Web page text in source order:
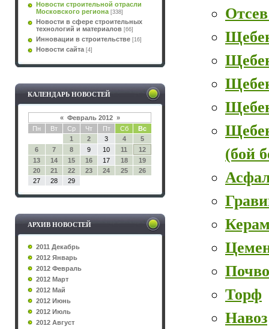
Новости строительной отрасли
Московского региона [338]
Новости в сфере строительных
технологий и материалов [66]
Инновации в строительстве [16]
Новости сайта [4]
КАЛЕНДАРЬ НОВОСТЕЙ
« Февраль 2012 »
Пн
Вт Ср Чт Пт Сб
Вс
1
2 3 4
5
6
7 8 9 10 11
12
13
14 15 16 17 18
19
20
21 22 23 24 25
26
27
28 29
АРХИВ НОВОСТЕЙ
2011 Декабрь
2012 Январь
2012 Февраль
2012 Март
2012 Май
2012 Июнь
2012 Июль
2012 Август
(бой
Торф
Навоз